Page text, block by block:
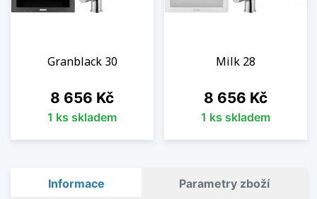
Granblack 30
Cena
8 656 Kč
1 ks skladem
Milk 28
Cena
8 656 Kč
1 ks skladem
Informace Parametry zboží